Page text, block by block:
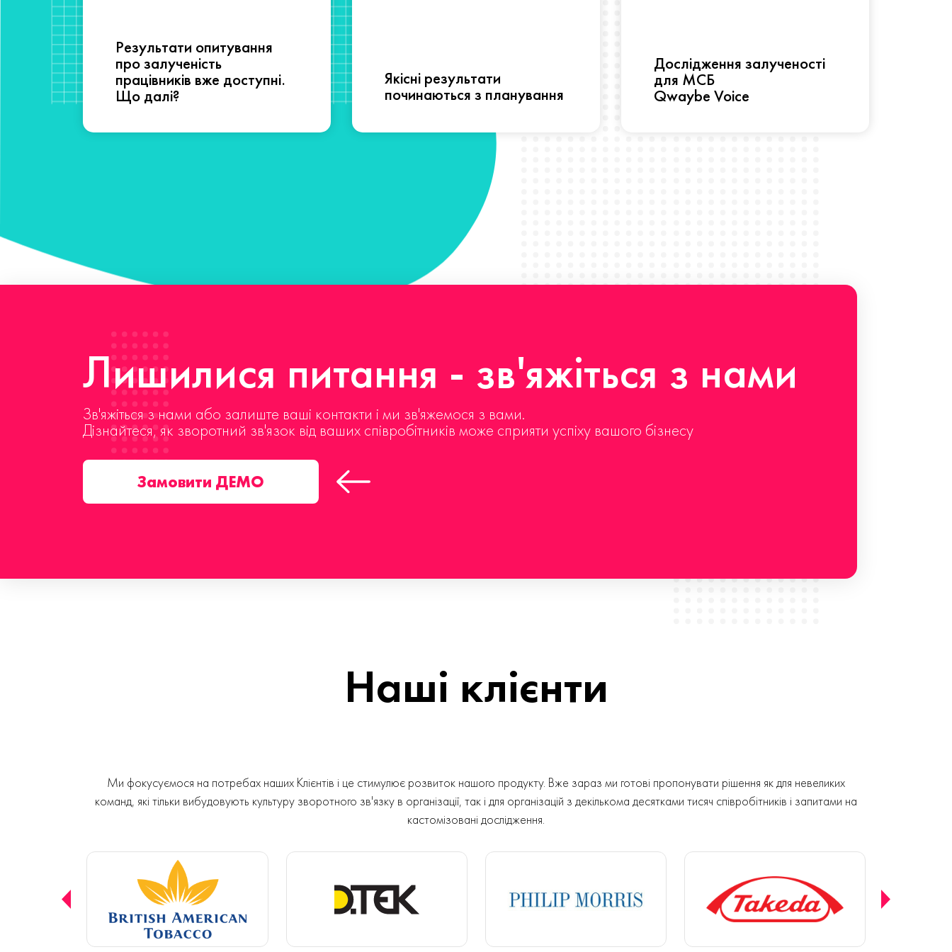
Результати опитування
про залученість
працівників вже доступні.
Що далі?
Якісні результати
починаються з планування
Дослідження залученості
для МСБ
Qwaybe Voice
Лишилися питання - зв'яжіться з нами
Зв'яжіться з нами або залиште ваші контакти і ми зв'яжемося з вами.
Дізнайтеся, як зворотний зв'язок від ваших співробітників може сприяти успіху вашого бізнесу
Замовити ДЕМО
Наші клієнти
Ми фокусуємося на потребах наших Клієнтів і це стимулює розвиток нашого продукту. Вже зараз ми готові пропонувати рішення як для невеликих
команд, які тільки вибудовують культуру зворотного зв'язку в організації, так і для організацій з декількома десятками тисяч співробітників і запитами на
кастомізовані дослідження.